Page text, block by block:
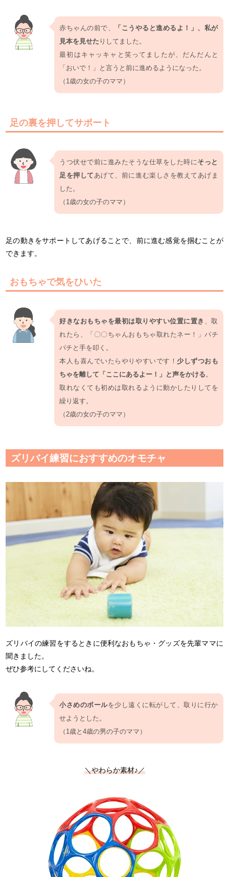
赤ちゃんの前で、
「こうやると進めるよ！」、私が
見本を見せた りしてました。
最初はキャッキャと笑ってましたが、だんだんと
「おいで！」と言うと前に進めるようになった。
（1歳の女の子のママ）
足の裏を押してサポート
うつ伏せで前に進みたそうな仕草をした時に そっと
足を押して あげて、前に進む楽しさを教えてあげま
した。
（1歳の女の子のママ）
足の動きをサポートしてあげることで、前に進む感覚を掴むことが
できます。
おもちゃで気をひいた
好きなおもちゃを最初は取りやすい位置に置き
、取
れたら、「〇〇ちゃんおもちゃ取れたネー！」パチ
パチと手を叩く。
本人も喜んでいたらやりやすいです！ 少しずつおも
ちゃを離して「ここにあるよー！」と声をかける 。
取れなくても初めは取れるように動かしたりしてを
繰り返す。
（2歳の女の子のママ）
ズリバイ練習におすすめのオモチャ
ズリバイの練習をするときに便利なおもちゃ・グッズを先輩ママに
聞きました。
ぜひ参考にしてくださいね。
小さめのボールを少し遠くに転がして、取りに行か
せようとした。
（1歳と4歳の男の子のママ）
＼やわらか素材♪／